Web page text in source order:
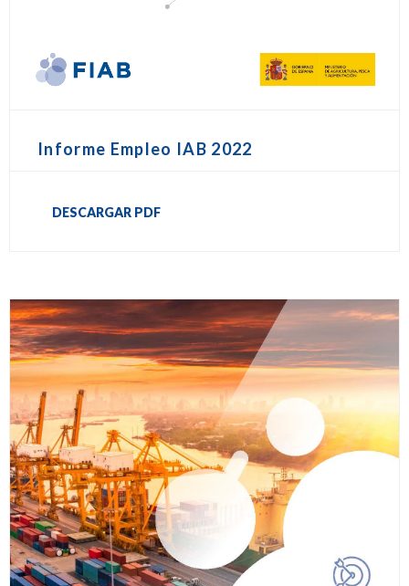
Informe Empleo IAB 2022
DESCARGAR PDF